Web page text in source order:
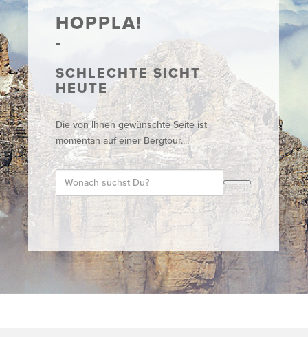
HOPPLA!
SCHLECHTE SICHT
HEUTE
Die von Ihnen gewünschte Seite ist
momentan auf einer Bergtour....